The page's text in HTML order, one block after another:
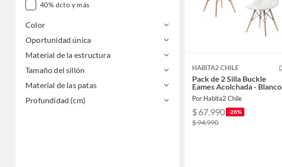
40% dcto y más
Color
Oportunidad única
Material de la estructura
Tamaño del sillón
Material de las patas
Profundidad (cm)
HABITA2 CHILE
Pack de 2 Silla Buckle
Eames Acolchada - Blanco
Por Habita2 Chile
$ 67.990 -28%
$ 94.990